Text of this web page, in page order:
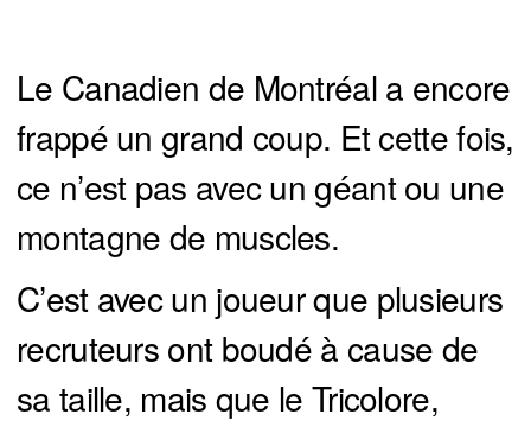
Le Canadien de Montréal a encore
frappé un grand coup. Et cette fois,
ce n’est pas avec un géant ou une
montagne de muscles.
C’est avec un joueur que plusieurs
recruteurs ont boudé à cause de
sa taille, mais que le Tricolore,